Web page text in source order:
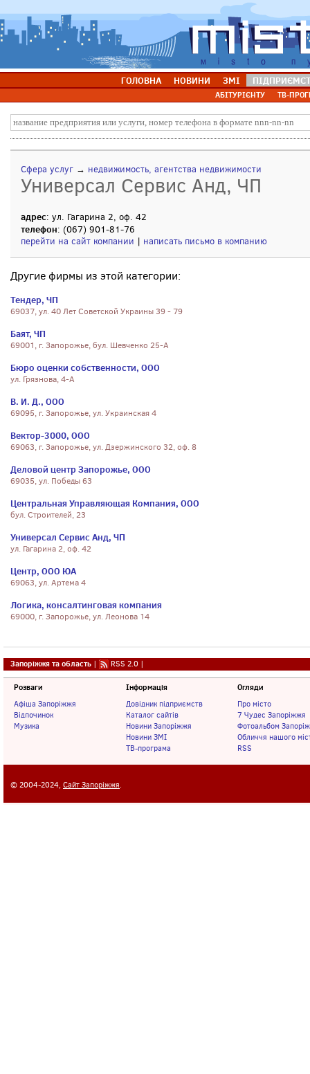
ГОЛОВНА НОВИНИ ЗМІ
АБІТУРІЄНТУ ТВ-
Сфера услуг → недвижимость, агентства недвижимости
Универсал Сервис Анд, ЧП
адрес: ул. Гагарина 2, оф. 42
телефон: (067) 901-81-76
перейти на сайт компании | написать письмо в компанию
Другие фирмы из этой категории:
Тендер, ЧП
69037, ул. 40 Лет Советской Украины 39 - 79
Баят, ЧП
69001, г. Запорожье, бул. Шевченко 25-А
Бюро оценки собственности, ООО
ул. Грязнова, 4-А
В. И. Д., ООО
69095, г. Запорожье, ул. Украинская 4
Вектор-3000, ООО
69063, г. Запорожье, ул. Дзержинского 32, оф. 8
Деловой центр Запорожье, ООО
69035, ул. Победы 63
Центральная Управляющая Компания, ООО
бул. Строителей, 23
Универсал Сервис Анд, ЧП
ул. Гагарина 2, оф. 42
Центр, ООО ЮА
69063, ул. Артема 4
Логика, консалтинговая компания
69000, г. Запорожье, ул. Леонова 14
Запоріжжя та область | RSS 2.0 |
Розваги
Афіша Запоріжжя
Відпочинок
Музика
Інформація
Довідник підприємств
Каталог сайтів
Новини Запоріжжя
Новини ЗМІ
ТВ-програма
Огляди
Про місто
7 Чудес Запоріжжя
Фотоальбом
Обличчя нашого
RSS
© 2004-2024, Сайт Запоріжжя.